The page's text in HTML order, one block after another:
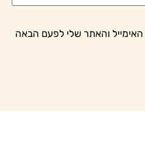
והאתר שלי לפעם הבאה